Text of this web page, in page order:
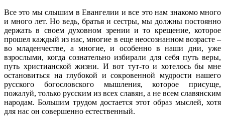
Все это мы слышим в Евангелии и все это нам знакомо много
и много лет. Но ведь, братья и сестры, мы должны постоянно
держать в своем духовном зрении и то крещение, которое
прошел каждый из нас, многие в еще неосознанном возрасте –
во младенчестве, а многие, и особенно в наши дни, уже
взрослыми, когда сознательно избирали для себя путь веры,
путь христианской жизни. И вот тут-то и хотелось бы мне
остановиться на глубокой и сокровенной мудрости нашего
русского богословского мышления, которое присуще,
пожалуй, только русским из всех славян, а не всем славянским
народам. Большим трудом достается этот образ мыслей, хотя
для нас он совершенно естественный.